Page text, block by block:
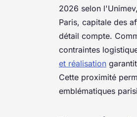
2026 selon
Paris, capitale des
détail compte.
contraintes
et réalisation
Cette proximité
emblématiques